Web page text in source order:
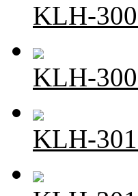
KLH-
KLH-
KLH-